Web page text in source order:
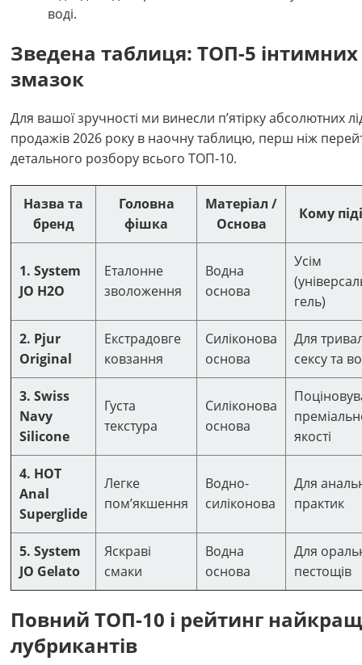
воді.
Зведена таблиця: ТОП-5 інтимних
змазок
Для вашої зручності ми винесли п’ятірку абсолютних
продажів 2026 року в наочну таблицю, перш ніж
детального розбору всього ТОП-10.
Назва та
бренд
Головна
фішка
Матеріал /
Основа
Кому
1. System
JO H2O
Еталонне
зволоження
Водна
основа
Усім
гель)
2. Pjur
Original
Екстрадовге
ковзання
Силіконова
основа
Для
сексу та
3. Swiss
Navy
Silicone
Густа
текстура
Силіконова
основа
якості
4. HOT
Anal
Superglide
Легке
пом’якшення
Водно-
силіконова
Для
практик
5. System
JO Gelato
Яскраві
смаки
Водна
основа
Для
пестощів
Повний ТОП-10 і рейтинг
лубрикантів